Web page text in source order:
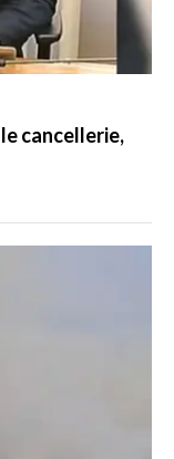
cancellerie,